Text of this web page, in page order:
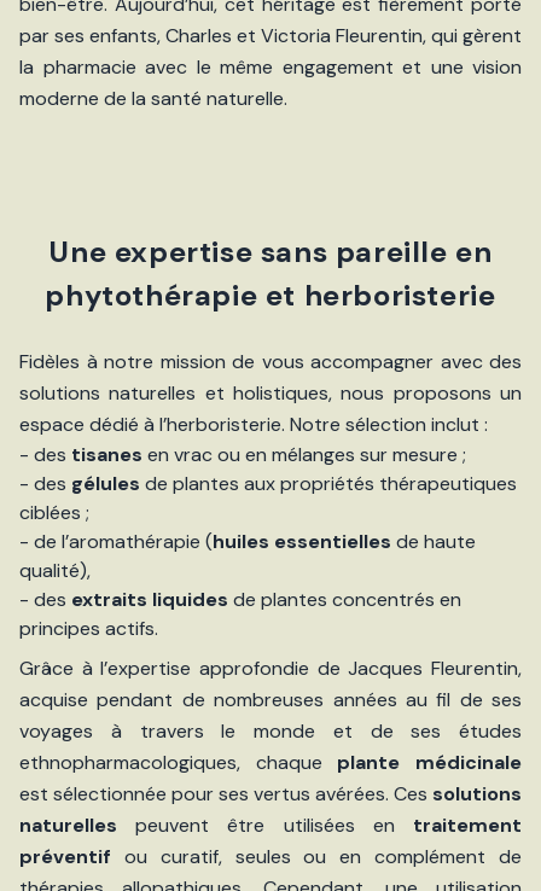
par ses enfants, Charles et Victoria Fleurentin, qui gèrent
la pharmacie avec le même engagement et une vision
moderne de la santé naturelle.
Une expertise sans pareille en
phytothérapie et herboristerie
Fidèles à notre mission de vous accompagner avec des
solutions naturelles et holistiques, nous proposons un
espace dédié à l’herboristerie. Notre sélection inclut :
- des tisanes en vrac ou en mélanges sur mesure ;
- des gélules de plantes aux propriétés thérapeutiques
ciblées ;
- de l’aromathérapie (huiles essentielles de haute
qualité),
- des extraits liquides de plantes concentrés en
principes actifs.
Grâce à l’expertise approfondie de Jacques Fleurentin,
acquise pendant de nombreuses années au fil de ses
voyages à travers le monde et de ses études
ethnopharmacologiques, chaque plante médicinale
est sélectionnée pour ses vertus avérées. Ces solutions
naturelles peuvent être utilisées en traitement
préventif ou curatif, seules ou en complément de